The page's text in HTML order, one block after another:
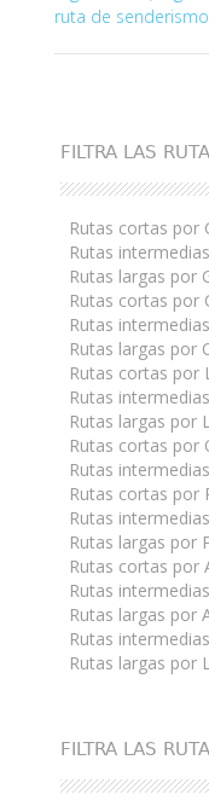
ruta de senderismo
FILTRA LAS
Rutas cortas por
Rutas
Rutas largas por
Rutas cortas por
Rutas
Rutas largas por
Rutas cortas por
Rutas
Rutas largas por
Rutas cortas por
Rutas
Rutas cortas por
Rutas
Rutas largas por
Rutas cortas por
Rutas
Rutas largas por
Rutas
Rutas largas por
FILTRA LAS